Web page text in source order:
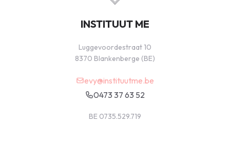
INSTITUUT ME
Luggevoordestraat 10
8370 Blankenberge (BE)
evy@instituutme.be
0473 37 63 52
BE 0735.529.719